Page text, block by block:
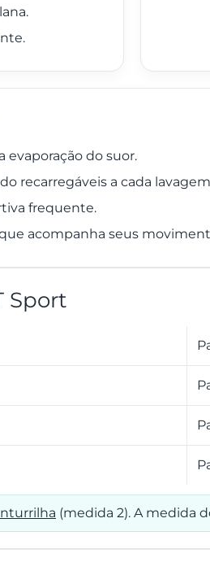
evaporação do suor.
recarregáveis a cada
frequente.
acompanha seus
Sport
(medida 2). A medida